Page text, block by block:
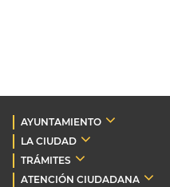
AYUNTAMIENTO
LA CIUDAD
TRÁMITES
ATENCIÓN CIUDADANA